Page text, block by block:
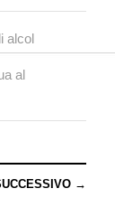
alcol
al
→